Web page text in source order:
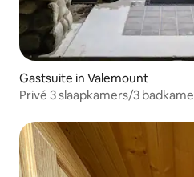
Gastsuite in Valemount
Privé 3 slaapkamers/3